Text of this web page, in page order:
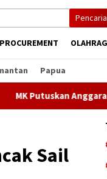
PROCUREMENT
Papua
Putuskan Anggaran MBG
Sail